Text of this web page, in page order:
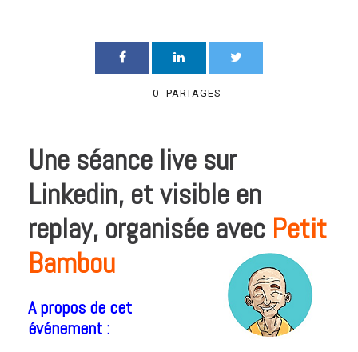
0 PARTAGES
Une séance live sur
Linkedin, et visible en
replay, organisée avec Petit
Bambou
A propos de cet
événement :